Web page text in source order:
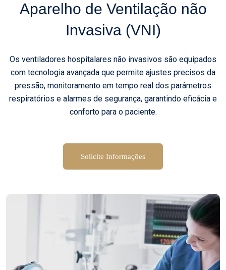
Aparelho de Ventilação não
Invasiva (VNI)
Os ventiladores hospitalares não invasivos são equipados
com tecnologia avançada que permite ajustes precisos da
pressão, monitoramento em tempo real dos parâmetros
respiratórios e alarmes de segurança, garantindo eficácia e
conforto para o paciente.
Solicite Informações